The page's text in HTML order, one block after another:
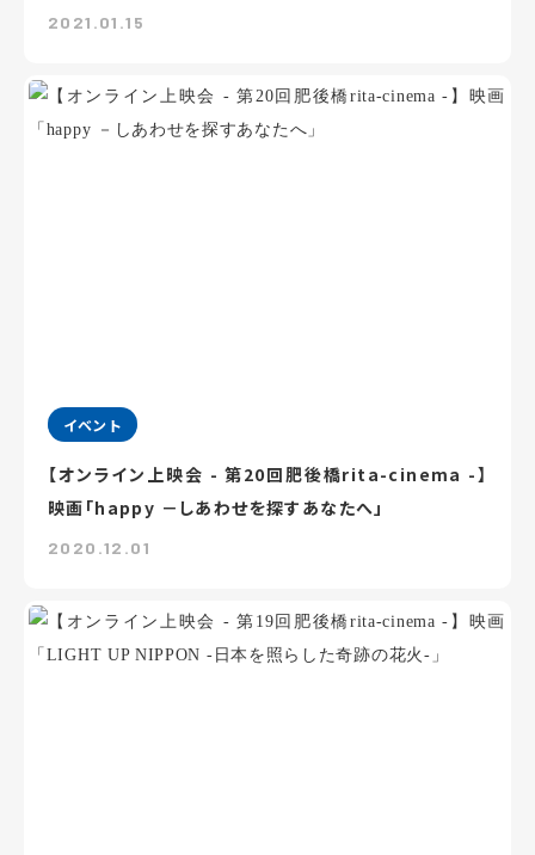
2021.01.15
イベント
【オンライン上映会 - 第20回肥後橋rita-cinema -】
映画「happy －しあわせを探すあなたへ」
2020.12.01